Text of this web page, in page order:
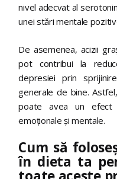
nivel adecvat al
unei stări mentale
De asemenea, acizii
pot contribui la
depresiei prin
generale de bine.
poate avea un efect
emoționale și mentale.
Cum să
în dieta ta